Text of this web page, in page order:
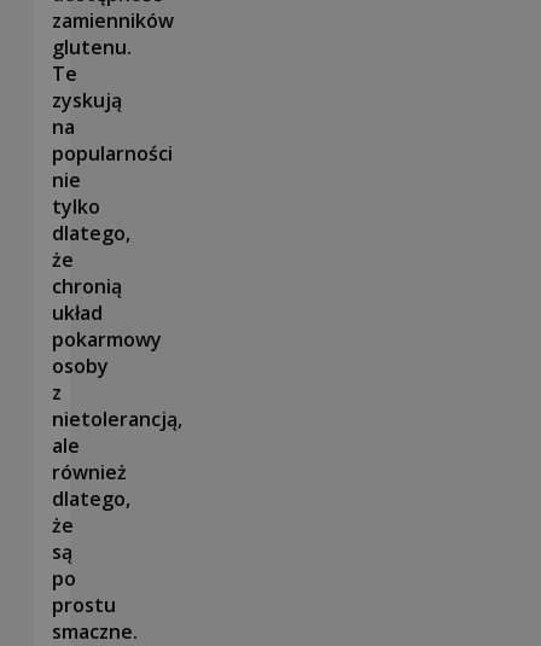
zamienników
glutenu.
Te
zyskują
na
popularności
nie
tylko
dlatego,
że
chronią
układ
pokarmowy
osoby
z
nietolerancją,
ale
również
dlatego,
że
są
po
prostu
smaczne.